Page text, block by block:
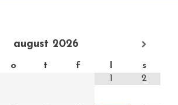
august 2026
o t f
s
1
2